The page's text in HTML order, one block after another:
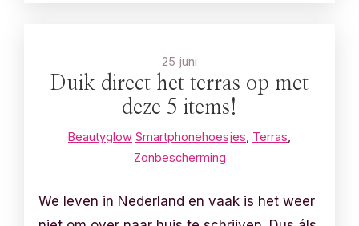
25 juni
Duik direct het terras op met
deze 5 items!
Beautyglow Smartphonehoesjes Terras
Zonbescherming
We leven in Nederland en vaak is het weer